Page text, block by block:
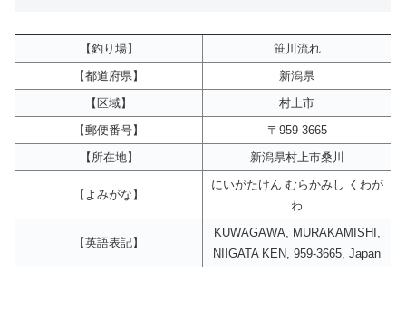
【釣り場】
笹川流れ
【都道府県】
新潟県
【区域】
村上市
【郵便番号】
〒959-3665
【所在地】
新潟県村上市桑川
【よみがな】
にいがたけん むらかみし くわが
わ
【英語表記】
KUWAGAWA, MURAKAMISHI,
NIIGATA KEN, 959-3665, Japan